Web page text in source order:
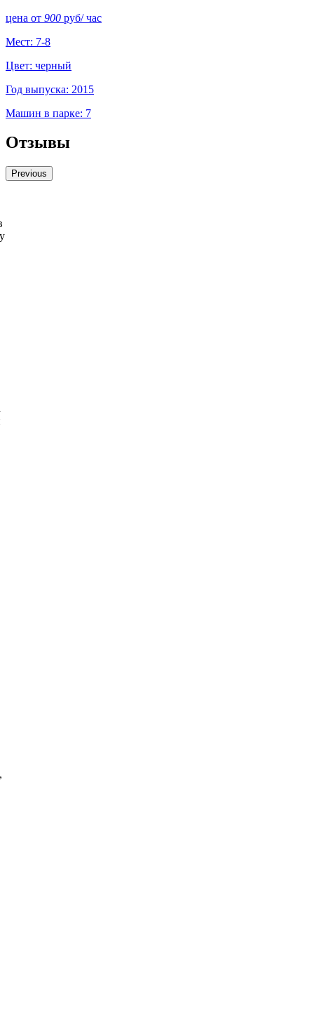
цена от 900 руб/ час
Мест: 7-8
Цвет: черный
Год выпуска: 2015
Машин в парке: 7
Отзывы
Previous